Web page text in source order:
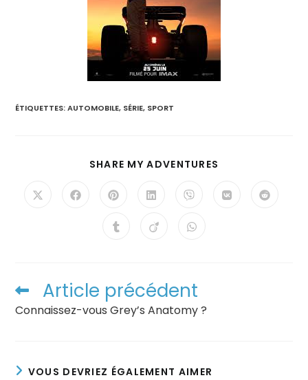
ÉTIQUETTES:AUTOMOBILE, SÉRIE, SPORT
SHARE MY ADVENTURES
Article précédent
Connaissez-vous Grey’s Anatomy ?
VOUS DEVRIEZ ÉGALEMENT AIMER